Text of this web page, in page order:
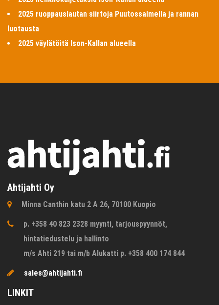
2025 ruoppauslautan siirtoja Puutossalmella ja rannan
luotausta
2025 väylätöitä Ison-Kallan alueella
Ahtijahti Oy
Minna Canthin katu 2 A 26, 70100 Kuopio
p. +358 40 823 2328 myynti, tarjouspyynnöt,
hintatiedustelu ja hallinto
m/s Ahti 219 tai m/b Alukatti p. +358 400 174 844
sales@ahtijahti.fi
LINKIT